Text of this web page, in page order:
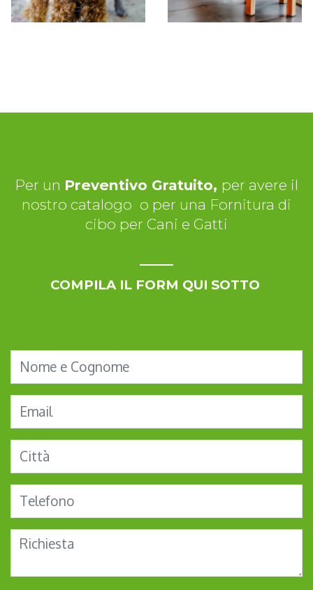
Per un Preventivo Gratuito, per avere il
nostro catalogo o per una Fornitura di
cibo per Cani e Gatti
COMPILA IL FORM QUI SOTTO